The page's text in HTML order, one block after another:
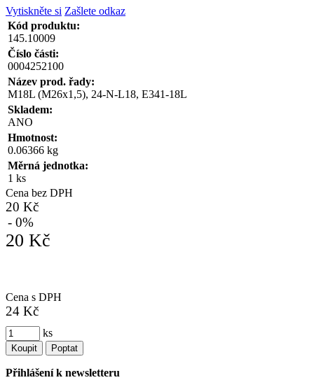
Vytiskněte si Zašlete odkaz
Kód produktu:
145.10009
Číslo části:
0004252100
Název prod. řady:
M18L (M26x1,5), 24-N-L18, E341-18L
Skladem:
ANO
Hmotnost:
0.06366 kg
Měrná jednotka:
1 ks
Cena bez DPH
20 Kč
- 0%
20 Kč
Cena s DPH
24 Kč
ks
Koupit Poptat
Přihlášení k newsletteru